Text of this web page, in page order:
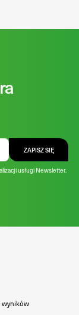
usługi Newsletter.
ZAPISZ SIĘ
wyników